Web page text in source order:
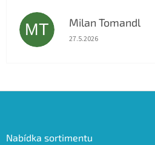
MT Milan Tomandl
Hodnocení obchodu je 5
27.5.2026
Nabídka sortimentu